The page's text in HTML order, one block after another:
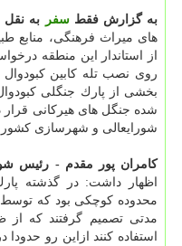
به گزارش فقطسفر به نقل
های میراث فرهنگی، منابع
از استاندار این منطقه
روی نصب تله كابین
بخشی از پارك جنگلی
شده جنگل های هیركانی قرار
شورایعالی و شهرسازی
كامران پور مقدم - رئیس
اظهار داشت: در گذشته
محدوده كوچكی بود كه توسط
مدتی تصمیم گرفتند كه